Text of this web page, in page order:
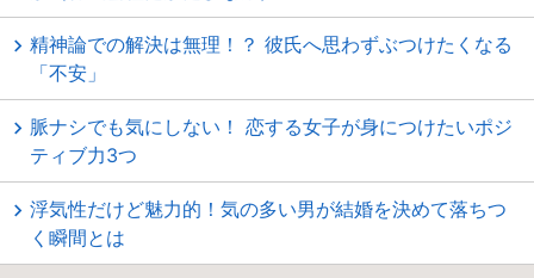
精神論での解決は無理！？ 彼氏へ思わずぶつけたくなる
「不安」
脈ナシでも気にしない！ 恋する女子が身につけたいポジ
ティブ力3つ
浮気性だけど魅力的！気の多い男が結婚を決めて落ちつ
く瞬間とは